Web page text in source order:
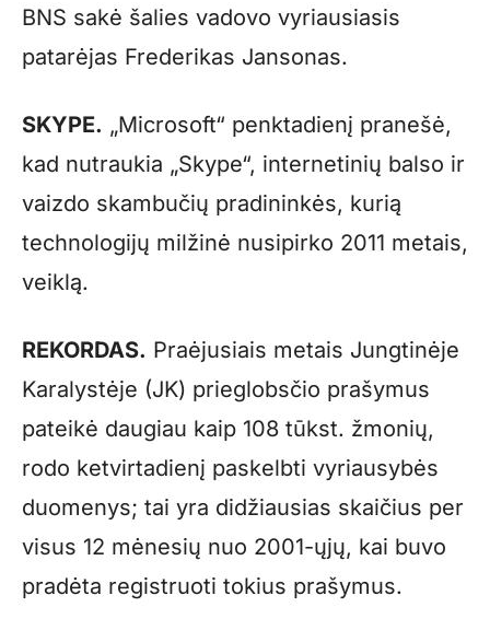
BNS sakė šalies vadovo vyriausiasis
patarėjas Frederikas Jansonas.
SKYPE. „Microsoft“ penktadienį pranešė,
kad nutraukia „Skype“, internetinių balso ir
vaizdo skambučių pradininkės, kurią
technologijų milžinė nusipirko 2011 metais,
veiklą.
REKORDAS. Praėjusiais metais Jungtinėje
Karalystėje (JK) prieglobsčio prašymus
pateikė daugiau kaip 108 tūkst. žmonių,
rodo ketvirtadienį paskelbti vyriausybės
duomenys; tai yra didžiausias skaičius per
visus 12 mėnesių nuo 2001-ųjų, kai buvo
pradėta registruoti tokius prašymus.